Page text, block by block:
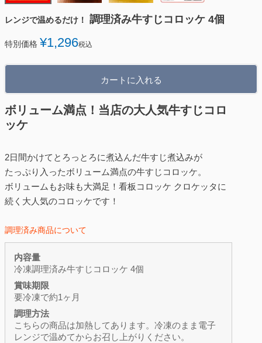
レンジで温めるだけ！ 調理済み牛すじコロッケ 4個
特別価格 ¥1,296税込
カートに入れる
ボリューム満点！当店の大人気牛すじコロ
ッケ
2日間かけてとろっとろに煮込んだ牛すじ煮込みが
たっぷり入ったボリューム満点の牛すじコロッケ。
ボリュームもお味も大満足！看板コロッケ クロケッタに
続く大人気のコロッケです！
調理済み商品について
内容量
冷凍調理済み牛すじコロッケ 4個
賞味期限
要冷凍で約1ヶ月
調理方法
こちらの商品は加熱してあります。冷凍のまま電子
レンジで温めてからお召し上がりください。